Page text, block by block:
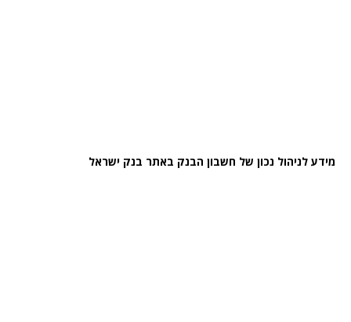
מידע לניהול נכון של חשבון הבנק באתר בנק ישראל